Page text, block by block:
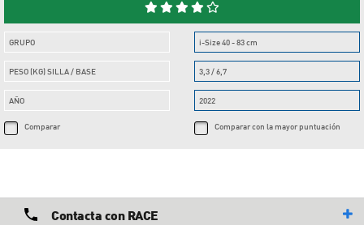
GRUPO
PESO (KG) SILLA / BASE
AÑO
Comparar
i-Size 40 - 83 cm
3,3 / 6,7
2022
Comparar con la mayor puntuación
Contacta con RACE